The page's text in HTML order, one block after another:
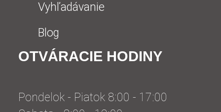
Vyhľadávanie
Blog
OTVÁRACIE HODINY
Pondelok - Piatok 8:00 - 17:00